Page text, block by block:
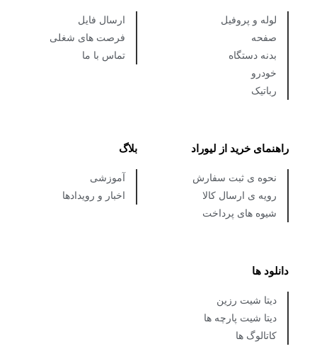
لوله و پروفیل
صفحه
بدنه دستگاه
خودرو
رباتیک
ارسال فایل
فرصت های شغلی
تماس با ما
راهنمای خرید از لیوراد
نحوه ی ثبت سفارش
رویه ی ارسال کالا
شیوه های پرداخت
بلاگ
آموزشی
اخبار و رویدادها
دانلود ها
دیتا شیت رزین
دیتا شیت پارچه ها
کاتالوگ ها